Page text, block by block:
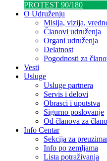
PROTEST 90/180
O Udruženju
Misija, vizija,
Članovi udruženja
Organi udruženja
Delatnost
Pogodnosti za
Vesti
Usluge
Usluge partnera
Servis i delovi
Obrasci i uputstva
Sigurno poslovanje
Od članova za
Info Centar
Sekcija za
Info po zemljama
Lista potraživanja